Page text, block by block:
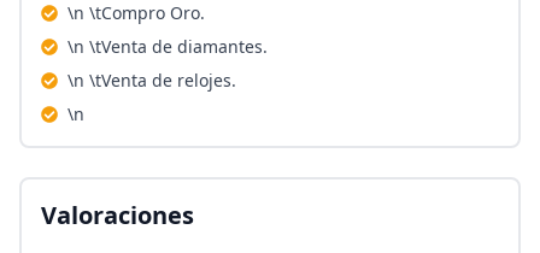
\n \tCompro Oro.
\n \tVenta de diamantes.
\n \tVenta de relojes.
\n
Valoraciones